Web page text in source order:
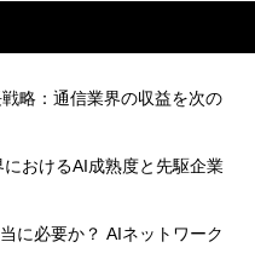
略：通信業界の収益を次の
におけるAI成熟度と先駆企業
に必要か？ AIネットワーク